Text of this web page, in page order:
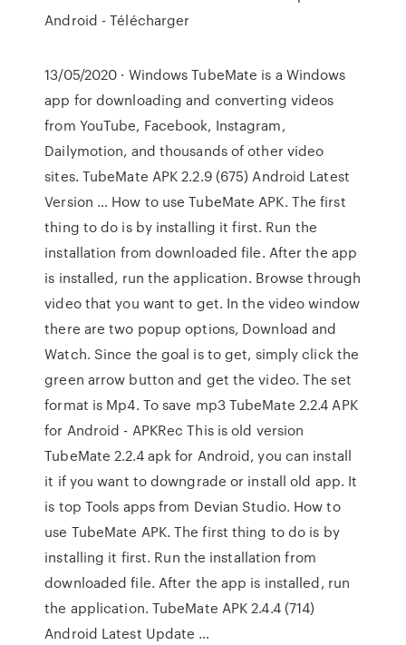
Android - Télécharger
13/05/2020 · Windows TubeMate is a Windows
app for downloading and converting videos
from YouTube, Facebook, Instagram,
Dailymotion, and thousands of other video
sites. TubeMate APK 2.2.9 (675) Android Latest
Version … How to use TubeMate APK. The first
thing to do is by installing it first. Run the
installation from downloaded file. After the app
is installed, run the application. Browse through
video that you want to get. In the video window
there are two popup options, Download and
Watch. Since the goal is to get, simply click the
green arrow button and get the video. The set
format is Mp4. To save mp3 TubeMate 2.2.4 APK
for Android - APKRec This is old version
TubeMate 2.2.4 apk for Android, you can install
it if you want to downgrade or install old app. It
is top Tools apps from Devian Studio. How to
use TubeMate APK. The first thing to do is by
installing it first. Run the installation from
downloaded file. After the app is installed, run
the application. TubeMate APK 2.4.4 (714)
Android Latest Update …